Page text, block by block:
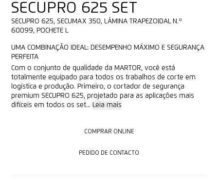
SECUPRO 625 SET
SECUPRO 625, SECUMAX 350, LÂMINA TRAPEZOIDAL N.º
60099, POCHETE L
UMA COMBINAÇÃO IDEAL: DESEMPENHO MÁXIMO E SEGURANÇA
PERFEITA
Com o conjunto de qualidade da MARTOR, você está
totalmente equipado para todos os trabalhos de corte em
logística e produção. Primeiro, o cortador de segurança
premium SECUPRO 625, projetado para as aplicações mais
difíceis em todos os set... Leia mais
COMPRAR ONLINE
PEDIDO DE CONTACTO